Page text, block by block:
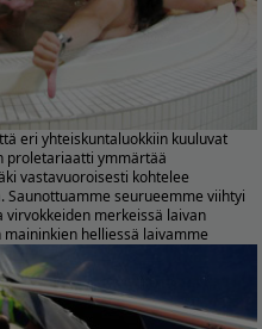
eri yhteiskuntaluokkiin kuuluvat
proletariaatti ymmärtää
vastavuoroisesti kohtelee
seurueemme viihtyi
virvokkeiden merkeissä laivan
helliessä laivamme